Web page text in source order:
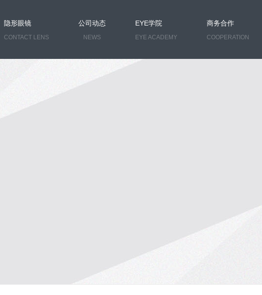
隐形眼镜
CONTACT LENS
公司动态
NEWS
EYE学院
EYE ACADEMY
商务合作
COOPERATION